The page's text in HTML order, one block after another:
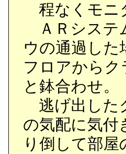
程なくモニ
ＡＲシステ
ウの通過した
フロアから
と鉢合わせ。
逃げ出した
の気配に気付
り倒して部